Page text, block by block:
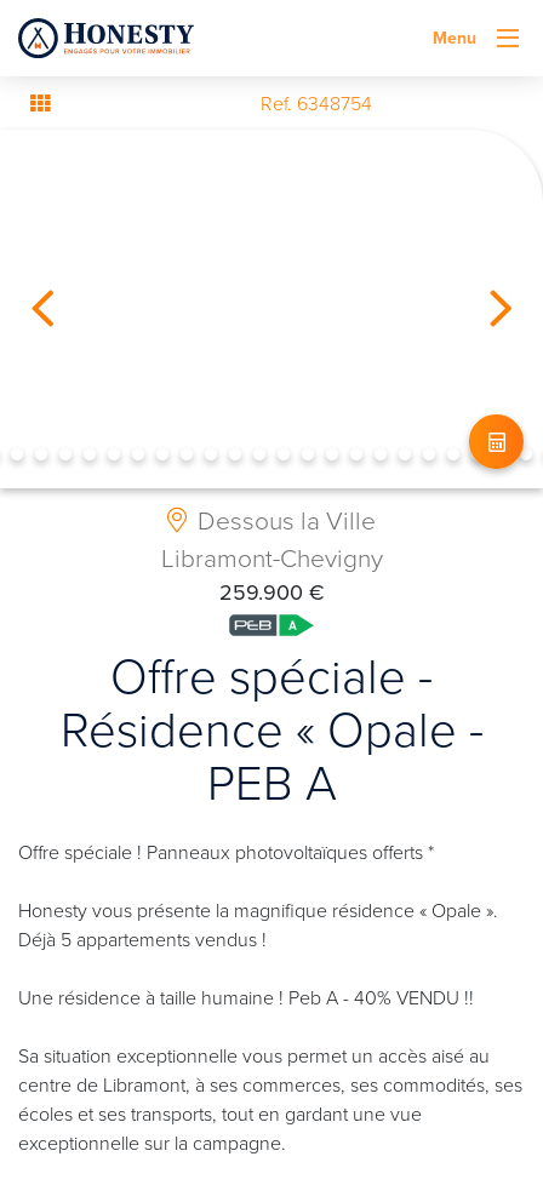
Menu
Ref. 6348754
Dessous la Ville
Libramont-Chevigny
259.900 €
Offre spéciale -
Résidence « Opale -
PEB A
Offre spéciale ! Panneaux photovoltaïques offerts *
Honesty vous présente la magnifique résidence « Opale ».
Déjà 5 appartements vendus !
Une résidence à taille humaine ! Peb A - 40% VENDU !!
Sa situation exceptionnelle vous permet un accès aisé au
centre de Libramont, à ses commerces, ses commodités, ses
écoles et ses transports, tout en gardant une vue
exceptionnelle sur la campagne.